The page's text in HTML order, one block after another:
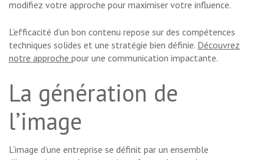
modifiez votre approche pour maximiser votre influence.
L’efficacité d’un bon contenu repose sur des compétences
techniques solides et une stratégie bien définie. Découvrez
notre approche pour une communication impactante.
La génération de
l’image
L’image d’une entreprise se définit par un ensemble